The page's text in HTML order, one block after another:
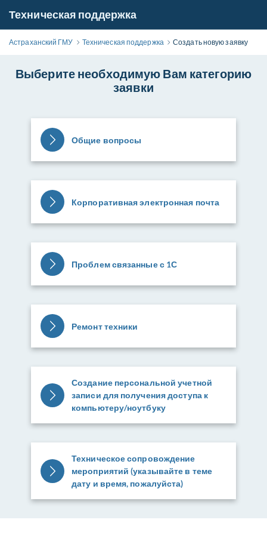
Техническая поддержка
Астраханский ГМУ Техническая поддержка Создать новую заявку
Выберите необходимую Вам категорию
заявки
Общие вопросы
Корпоративная электронная почта
Проблем связанные с 1С
Ремонт техники
Создание персональной учетной
записи для получения доступа к
компьютеру/ноутбуку
Техническое сопровождение
мероприятий (указывайте в теме
дату и время, пожалуйста)